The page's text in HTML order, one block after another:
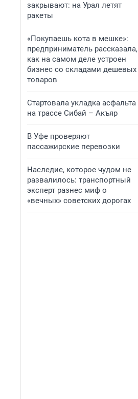
закрывают: на Урал летят
ракеты
«Покупаешь кота в мешке»:
предприниматель рассказала,
как на самом деле устроен
бизнес со складами дешевых
товаров
Стартовала укладка асфальта
на трассе Сибай – Акъяр
В Уфе проверяют
пассажирские перевозки
Наследие, которое чудом не
развалилось: транспортный
эксперт разнес миф о
«вечных» советских дорогах